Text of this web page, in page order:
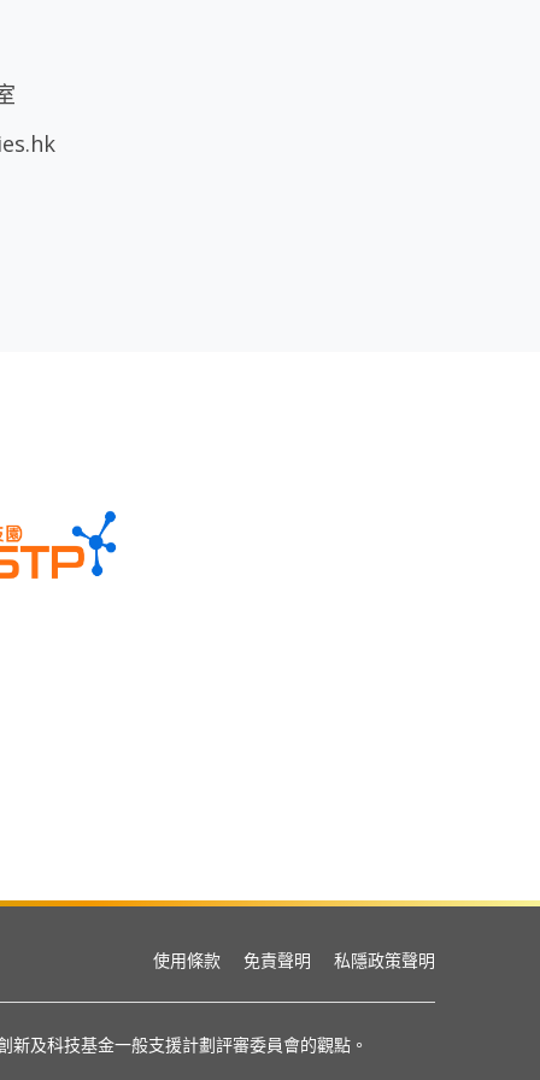
使用條款 免責聲明 私隱政策聲明
及科技基金一般支援計劃評審委員會的觀點。